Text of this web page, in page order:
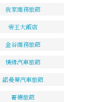
我家商務旅館
帝王大飯店
金谷商務旅館
情緣汽車旅館
諾曼蒂汽車旅館
哥德旅館